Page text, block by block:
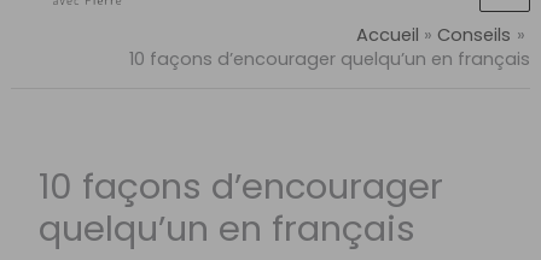
Accueil
Conseils
10 façons d’encourager quelqu’un en français
10 façons d’encourager
quelqu’un en français